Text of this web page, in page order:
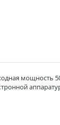
мощность